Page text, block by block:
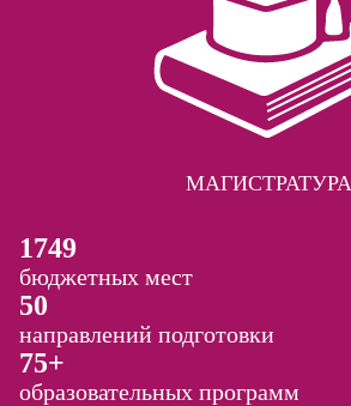
МАГИСТРАТУРА
1749
бюджетных мест
50
направлений подготовки
75+
образовательных программ